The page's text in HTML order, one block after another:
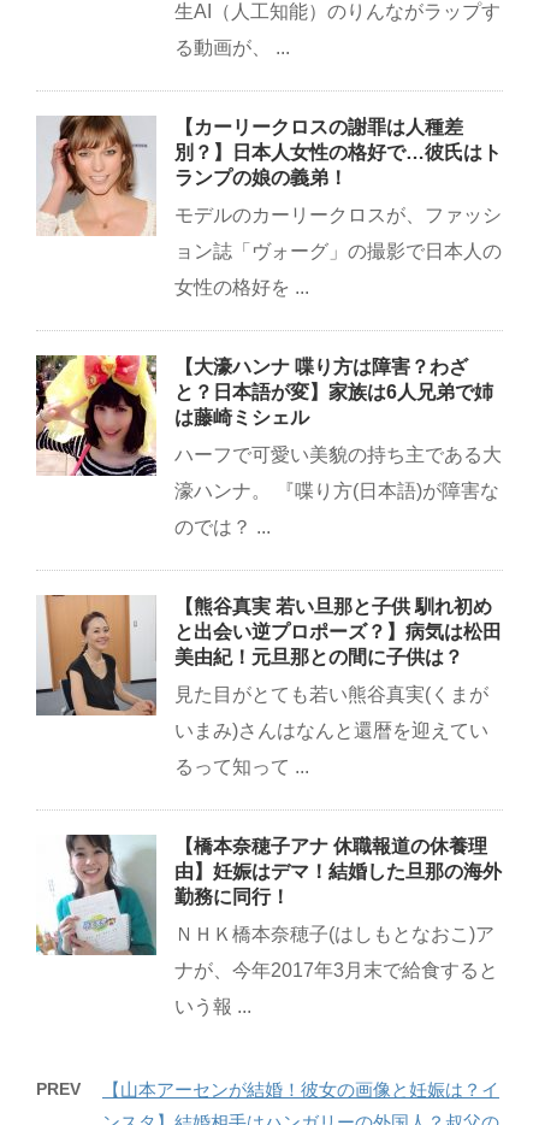
生AI（人工知能）のりんながラップす
る動画が、 ...
【カーリークロスの謝罪は人種差
別？】日本人女性の格好で…彼氏はト
ランプの娘の義弟！
モデルのカーリークロスが、ファッシ
ョン誌「ヴォーグ」の撮影で日本人の
女性の格好を ...
【大濠ハンナ 喋り方は障害？わざ
と？日本語が変】家族は6人兄弟で姉
は藤崎ミシェル
ハーフで可愛い美貌の持ち主である大
濠ハンナ。 『喋り方(日本語)が障害な
のでは？ ...
【熊谷真実 若い旦那と子供 馴れ初め
と出会い逆プロポーズ？】病気は松田
美由紀！元旦那との間に子供は？
見た目がとても若い熊谷真実(くまが
いまみ)さんはなんと還暦を迎えてい
るって知って ...
【橋本奈穂子アナ 休職報道の休養理
由】妊娠はデマ！結婚した旦那の海外
勤務に同行！
ＮＨＫ橋本奈穂子(はしもとなおこ)ア
ナが、今年2017年3月末で給食すると
いう報 ...
PREV
【山本アーセンが結婚！彼女の画像と妊娠は？イ